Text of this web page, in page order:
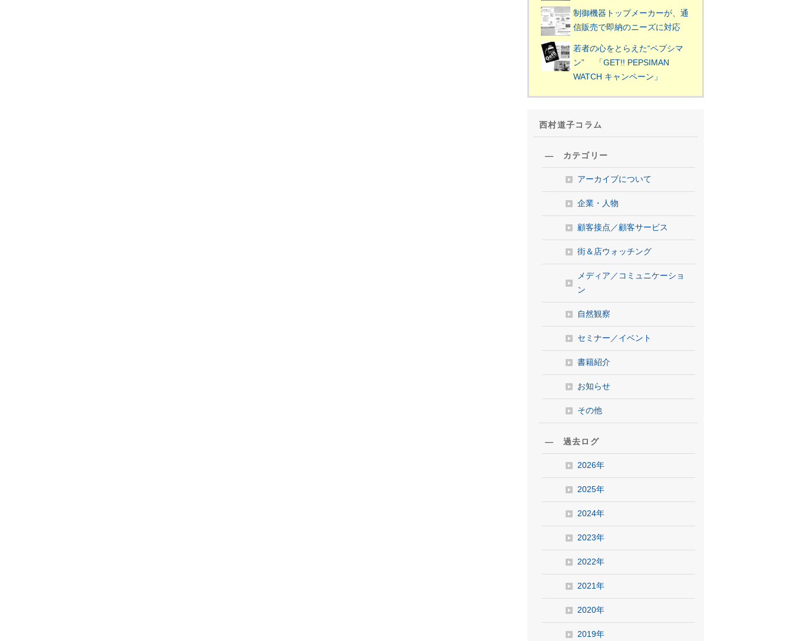
制御機器トップメーカーが、通
信販売で即納のニーズに対応
若者の心をとらえた“ペプシマ
ン” 「GET!! PEPSIMAN
WATCH キャンペーン」
西村道子コラム
― カテゴリー
アーカイブについて
企業・人物
顧客接点／顧客サービス
街＆店ウォッチング
メディア／コミュニケーショ
ン
自然観察
セミナー／イベント
書籍紹介
お知らせ
その他
― 過去ログ
2026年
2025年
2024年
2023年
2022年
2021年
2020年
2019年